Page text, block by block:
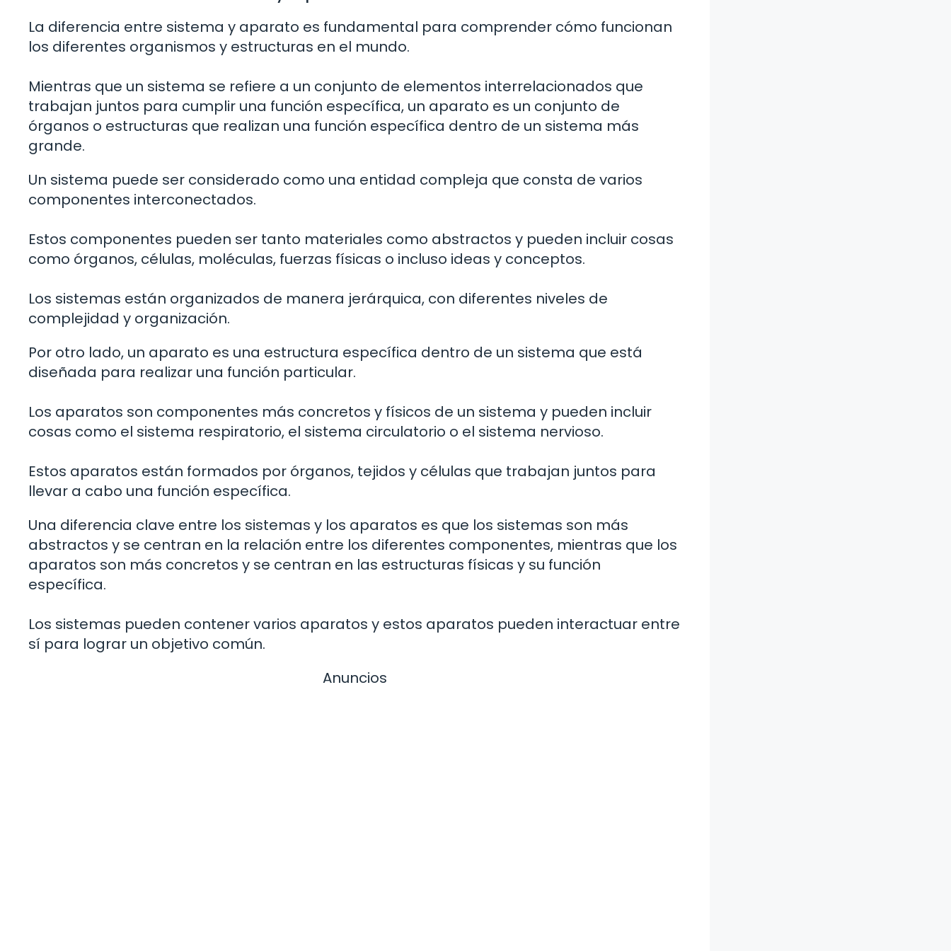
La diferencia entre sistema y aparato es fundamental para comprender cómo funcionan
los diferentes organismos y estructuras en el mundo.
Mientras que un sistema se refiere a un conjunto de elementos interrelacionados que
trabajan juntos para cumplir una función específica, un aparato es un conjunto de
órganos o estructuras que realizan una función específica dentro de un sistema más
grande.
Un sistema puede ser considerado como una entidad compleja que consta de varios
componentes interconectados.
Estos componentes pueden ser tanto materiales como abstractos y pueden incluir cosas
como órganos, células, moléculas, fuerzas físicas o incluso ideas y conceptos.
Los sistemas están organizados de manera jerárquica, con diferentes niveles de
complejidad y organización.
Por otro lado, un aparato es una estructura específica dentro de un sistema que está
diseñada para realizar una función particular.
Los aparatos son componentes más concretos y físicos de un sistema y pueden incluir
cosas como el sistema respiratorio, el sistema circulatorio o el sistema nervioso.
Estos aparatos están formados por órganos, tejidos y células que trabajan juntos para
llevar a cabo una función específica.
Una diferencia clave entre los sistemas y los aparatos es que los sistemas son más
abstractos y se centran en la relación entre los diferentes componentes, mientras que los
aparatos son más concretos y se centran en las estructuras físicas y su función
específica.
Los sistemas pueden contener varios aparatos y estos aparatos pueden interactuar entre
sí para lograr un objetivo común.
Anuncios